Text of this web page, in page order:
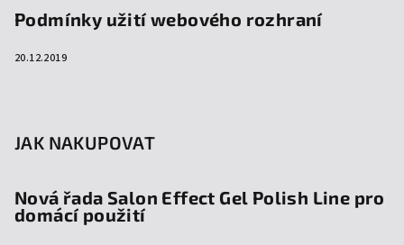
Podmínky užití webového rozhraní
20.12.2019
JAK NAKUPOVAT
Nová řada Salon Effect Gel Polish Line pro
domácí použití